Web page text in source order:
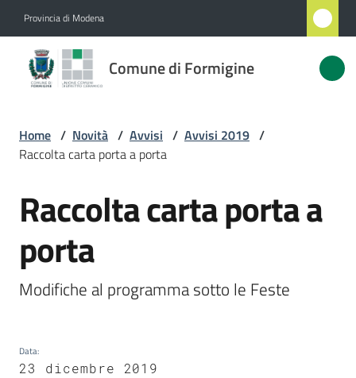
Provincia di Modena
Comune di Formigine
Comune
di
Novità
Servizi
Vivere
Home / Novità / Avvisi / Avvisi 2019 /
Raccolta carta porta a porta
Salta al contenuto
Raccolta carta porta a
porta
Modifiche al programma sotto le Feste
Data:
23 dicembre 2019